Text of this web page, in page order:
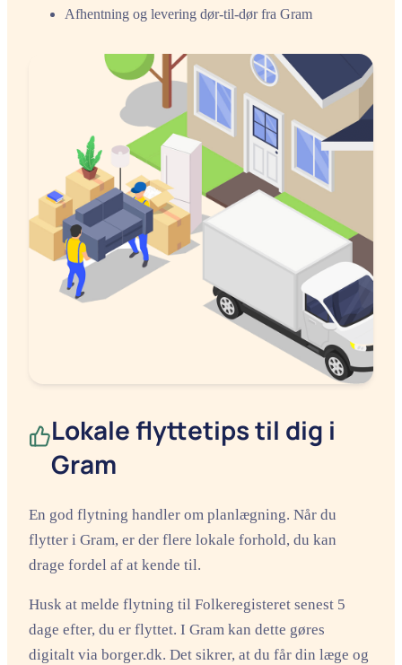
Afhentning og levering dør-til-dør fra Gram
Lokale flyttetips til dig i
Gram
En god flytning handler om planlægning. Når du
flytter i Gram, er der flere lokale forhold, du kan
drage fordel af at kende til.
Husk at melde flytning til Folkeregisteret senest 5
dage efter, du er flyttet. I Gram kan dette gøres
digitalt via borger.dk. Det sikrer, at du får din læge og